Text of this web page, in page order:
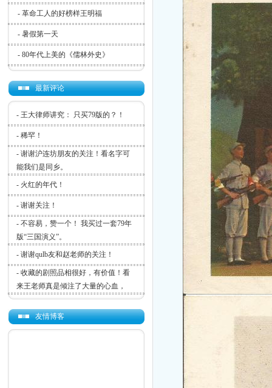
- 革命工人的好榜样王明福
- 暑假第一天
- 80年代上美的《儒林外史》
最新评论
- 王大律师讲究： 只买79版的？！
- 稀罕！
- 谢谢沪连坊朋友的关注！看名字可
能我们是同乡。
- 火红的年代！
- 谢谢关注！
- 不容易，赞一个！ 我买过一套79年
版“三国演义”。
- 谢谢qulb友和赵老师的关注！
- 收藏的剧照品相很好，有价值！看
来王老师真是倾注了大量的心血，
友情博客